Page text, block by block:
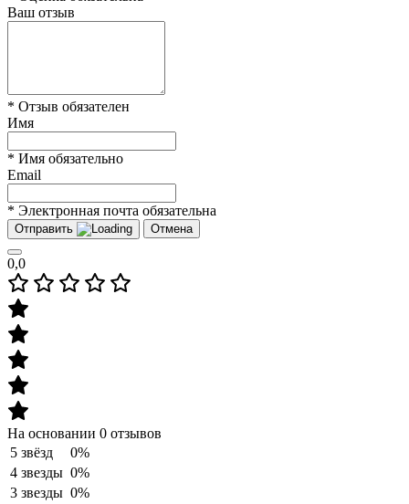
Ваш отзыв
* Отзыв обязателен
Имя
* Имя обязательно
Email
* Электронная почта обязательна
Отправить Отмена
0,0
На основании 0 отзывов
5 звёзд
0%
4 звезды 0%
3 звезды 0%